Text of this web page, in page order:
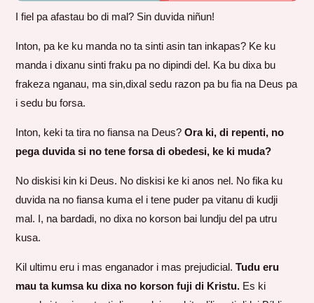
I fiel pa afastau bo di mal? Sin duvida niñun!
Inton, pa ke ku manda no ta sinti asin tan inkapas? Ke ku
manda i dixanu sinti fraku pa no dipindi del. Ka bu dixa bu
frakeza nganau, ma sin,dixal sedu razon pa bu fia na Deus pa
i sedu bu forsa.
Inton, keki ta tira no fiansa na Deus?Ora ki, di repenti, no
pega duvida si no tene forsa di obedesi, ke ki muda?
No diskisi kin ki Deus. No diskisi ke ki anos nel. No fika ku
duvida na no fiansa kuma el i tene puder pa vitanu di kudji
mal. I, na bardadi, no dixa no korson bai lundju del pa utru
kusa.
Kil ultimu eru i mas enganador i mas prejudicial.Tudu eru
mau ta kumsa ku dixa no korson fuji di Kristu. Es ki